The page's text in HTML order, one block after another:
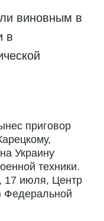
виновным в
в
приговор
Украину
техники.
17 июля, Центр
Федеральной